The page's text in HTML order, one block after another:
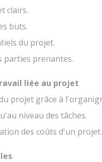
clairs.
buts.
du projet.
parties prenantes.
liée au projet
projet grâce à
niveau des tâches.
des coûts d'un projet.